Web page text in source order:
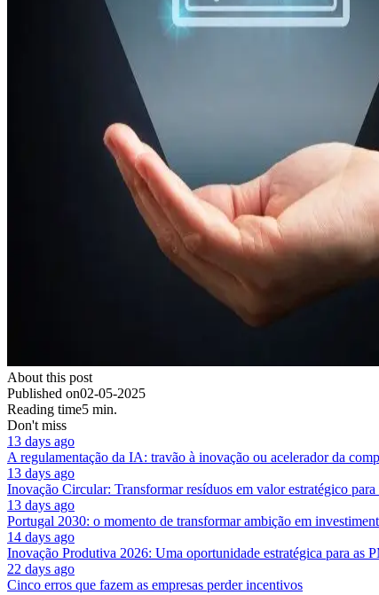
About this post
Published on02-05-2025
Reading time5 min.
Don't miss
13 days ago
A regulamentação da IA: travão à inovação ou acelerador da
13 days ago
Inovação Circular: Transformar resíduos em valor estratégico para
13 days ago
Portugal 2030: o momento de transformar ambição em
14 days ago
Inovação Produtiva 2026: Uma oportunidade estratégica para as
22 days ago
Cinco erros que fazem as empresas perder incentivos